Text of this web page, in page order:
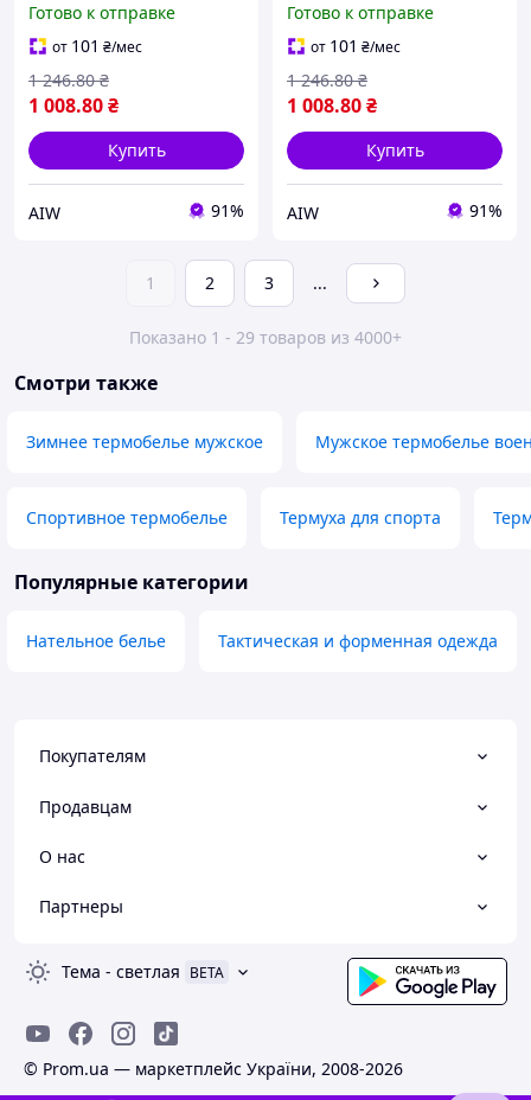
армейское термобелье
для военных, размер L XL
Люкс
Готово к отправке
от 101 ₴/мес
1 008.80₴
1 246.80 ₴
Купить
AIW 91%
армейское термобелье
для военных, размер XL-
XXL
Готово к отправке
от 101 ₴/мес
1 008.80₴
1 246.80 ₴
Купить
AIW 91%
1 2 3 ...
Показано 1 - 29 товаров из 4000+
Смотри также
Зимнее термобелье мужское Мужское термобелье
Спортивное термобелье Термуха для спорта
Популярные категории
Нательное белье Тактическая и форменная одежда
Покупателям
Продавцам
О нас
Партнеры
Тема - светлая BETA
© Prom.ua — маркетплейс України, 2008-2026